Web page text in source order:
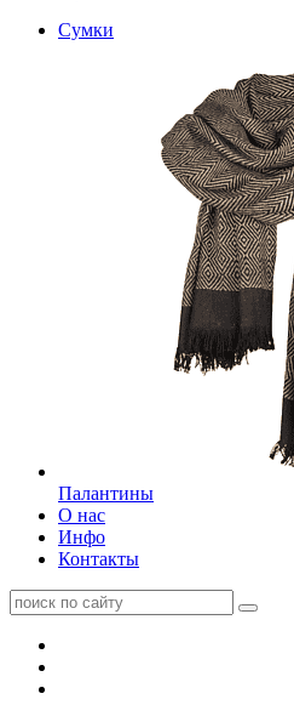
Сумки
Палантины
О нас
Инфо
Контакты